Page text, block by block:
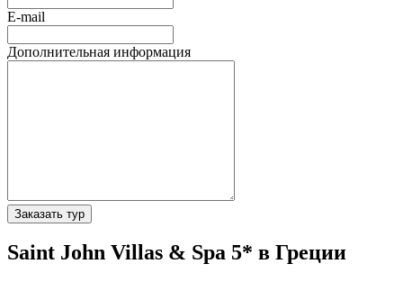
E-mail
Дополнительная информация
Заказать тур
Saint John Villas & Spa 5* в Греции